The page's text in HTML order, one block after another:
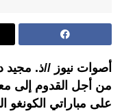
أصوات نيوز //ذ. مجيد
من أجل القدوم إلى
على مباراتي الكونغو